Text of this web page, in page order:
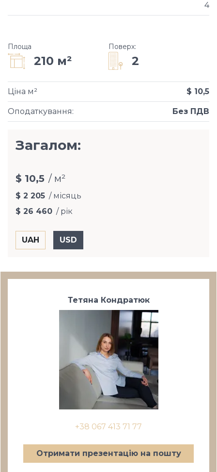
4
Площа
210 м²
Поверх:
2
Оподаткування: Без ПДВ
Ціна м² $ 10,5
Загалом:
$ 10,5 / м²
$ 2 205 / місяць
$ 26 460 / рік
Тетяна Кондратюк
+38 067 413 71 77
Отримати презентацію на пошту